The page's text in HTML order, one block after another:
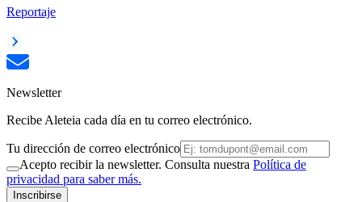
Reportaje
Newsletter
Recibe Aleteia cada día en tu correo electrónico.
Tu dirección de correo electrónico
Acepto recibir la newsletter. Consulta nuestra Política de
privacidad para saber más.
Inscribirse